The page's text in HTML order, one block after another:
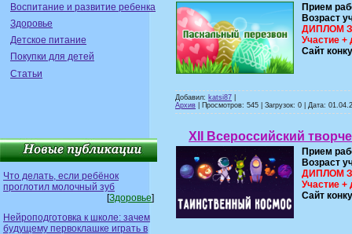
Воспитание и развитие ребенка
Здоровье
Детское питание
Покупки для детей
Статьи
Что делать, если ребёнок
проглотил молочный зуб
[Здоровье]
Нейроподготовка к школе: зачем
будущему первоклашке играть в
Прием
Возраст
ДИПЛОМ
Участие +
Сайт
Добавил: katsi87
Архив | Просмотров: 545 | Загрузок: 0 | Дата:
XII Всероссийский
Прием
Возраст
ДИПЛОМ
Участие +
Сайт